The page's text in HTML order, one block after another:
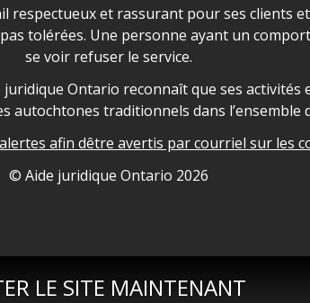
LE SITE MAINTENANT
et rassurant pour ses clients
tolérées. Une personne ayant un
se voir refuser le service.
Ontario reconnaît que ses activités
traditionnels dans l’ensemble
afin dêtre avertis par courriel sur les
© Aide juridique Ontario 2026